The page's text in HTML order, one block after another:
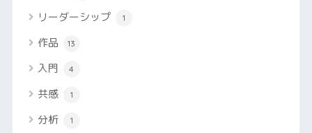
リーダーシップ 1
作品 13
入門 4
共感 1
分析 1